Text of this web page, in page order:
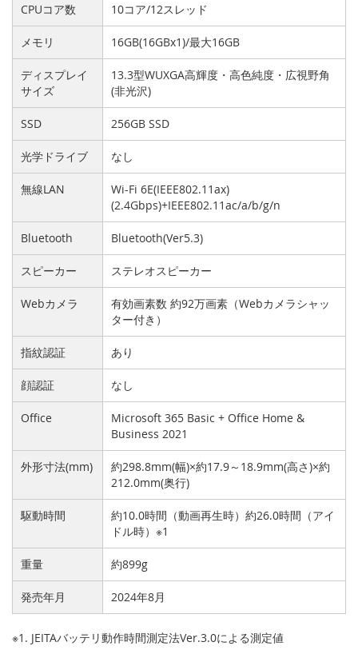
CPUコア数 10コア/12スレッド
メモリ 16GB(16GBx1)/最大16GB
ディスプレイ
サイズ
13.3型WUXGA高輝度・高色純度・広視野角
(非光沢)
SSD 256GB SSD
光学ドライブ なし
無線LAN
Wi-Fi 6E(IEEE802.11ax)
(2.4Gbps)+IEEE802.11ac/a/b/g/n
Bluetooth Bluetooth(Ver5.3)
スピーカー ステレオスピーカー
Webカメラ
有効画素数 約92万画素（Webカメラシャッ
ター付き）
指紋認証 あり
顔認証 なし
Office
Microsoft 365 Basic + Office Home &
Business 2021
外形寸法(mm)
約298.8mm(幅)×約17.9～18.9mm(高さ)×約
212.0mm(奥行)
駆動時間
約10.0時間（動画再生時）約26.0時間（アイ
ドル時）※1
重量 約899g
発売年月 2024年8月
※1. JEITAバッテリ動作時間測定法Ver.3.0による測定値